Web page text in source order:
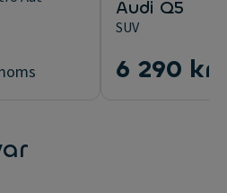
Audi Q5
SUV
6 290 kr